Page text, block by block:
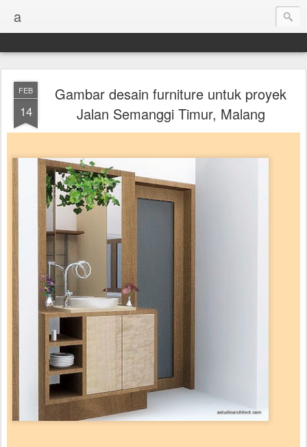
a
FEB
14
Gambar desain furniture untuk proyek
Jalan Semanggi Timur, Malang